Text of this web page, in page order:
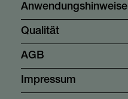
Anwendungshinweise
Qualität
AGB
Impressum